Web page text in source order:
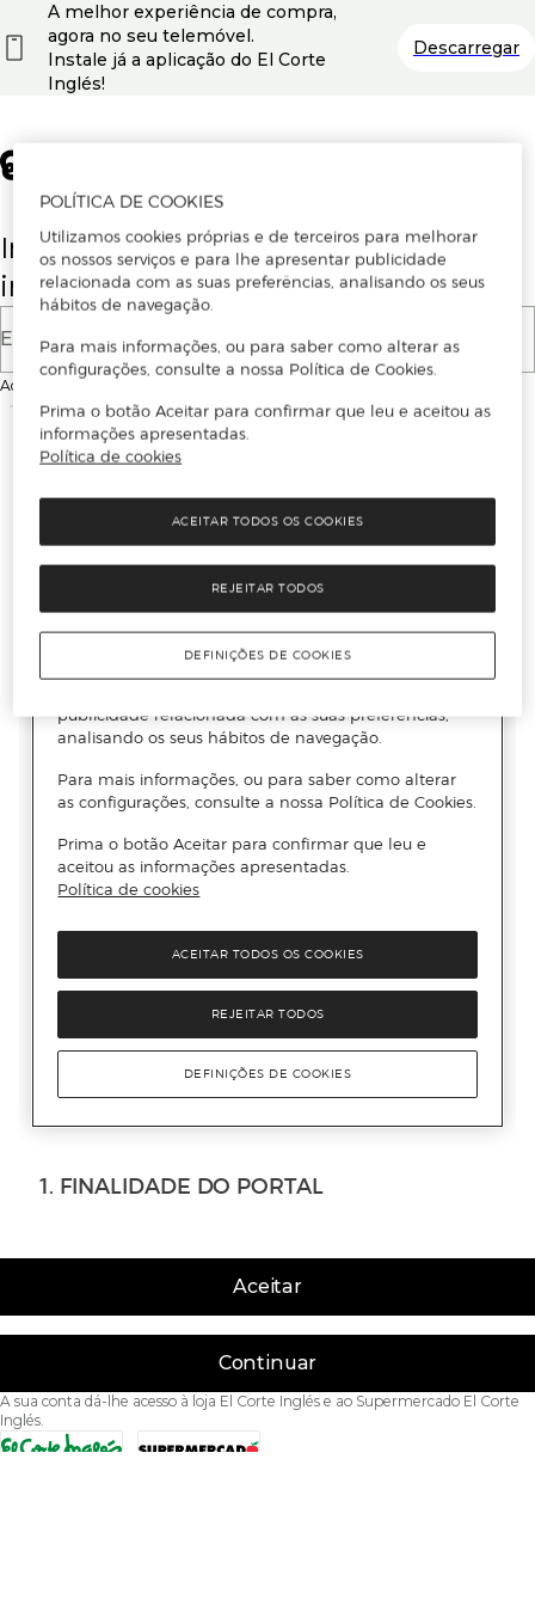
Insira o seu email para se registar ou
iniciar sessão.
E-mail
Ao continuar, aceitas as
Aceitar
Continuar
A sua conta dá-lhe acesso à loja El Corte Inglés e ao Supermercado El Corte
Inglés.
A melhor experiência de compra,
agora no seu telemóvel.
Instale já a aplicação do El Corte
Inglés!
Descarregar
POLÍTICA DE COOKIES
Utilizamos cookies próprias e de terceiros para melhorar
os nossos serviços e para lhe apresentar publicidade
relacionada com as suas preferências, analisando os seus
hábitos de navegação.
Para mais informações, ou para saber como alterar as
configurações, consulte a nossa Política de Cookies.
Prima o botão Aceitar para confirmar que leu e aceitou as
informações apresentadas.
Política de cookies
REJEITAR TODOS
ACEITAR TODOS OS COOKIES
DEFINIÇÕES DE COOKIES